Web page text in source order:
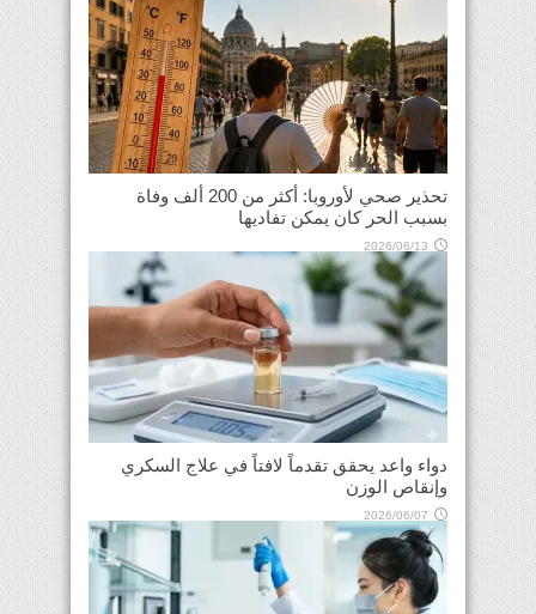
تحذير صحي لأوروبا: أكثر من 200 ألف وفاة
بسبب الحر كان يمكن تفاديها
2026/06/13
دواء واعد يحقق تقدماً لافتاً في علاج السكري
وإنقاص الوزن
2026/06/07